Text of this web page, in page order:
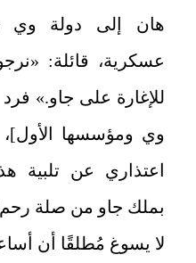
هان إلى دولة وي
عسكرية، قائلة:
للإغارة على جاو.»
وي ومؤسسها الأول]،
اعتذاري عن تلبية
بملك جاو من صلة
لا يسوغ مُطلقًا أن